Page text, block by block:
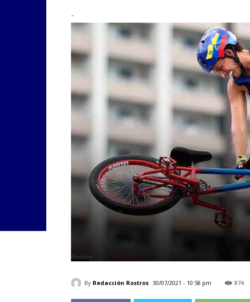
-
Reuters
By Redacción Rostros 30/07/2021 - 10:58 pm 874